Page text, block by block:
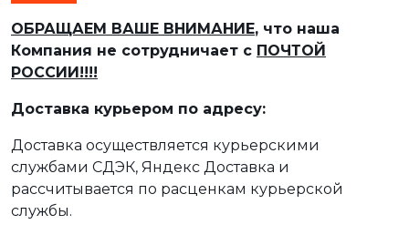
ОБРАЩАЕМ ВАШЕ ВНИМАНИЕ, что наша
Компания не сотрудничает с ПОЧТОЙ
РОССИИ!!!!
Доставка курьером по адресу:
Доставка осуществляется курьерскими
службами СДЭК, Яндекс Доставка и
рассчитывается по расценкам курьерской
службы.